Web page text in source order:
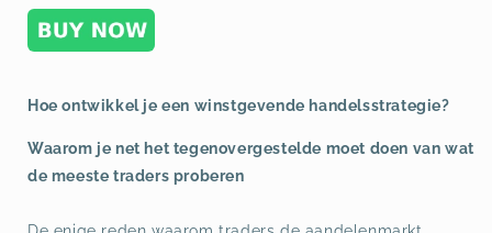
Hoe ontwikkel je een winstgevende handelsstrategie?
Waarom je net het tegenovergestelde moet doen van wat
de meeste traders proberen